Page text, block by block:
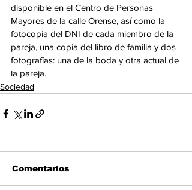
disponible en el Centro de Personas
Mayores de la calle Orense, así como la
fotocopia del DNI de cada miembro de la
pareja, una copia del libro de familia y dos
fotografías: una de la boda y otra actual de
la pareja.
Sociedad
Comentarios